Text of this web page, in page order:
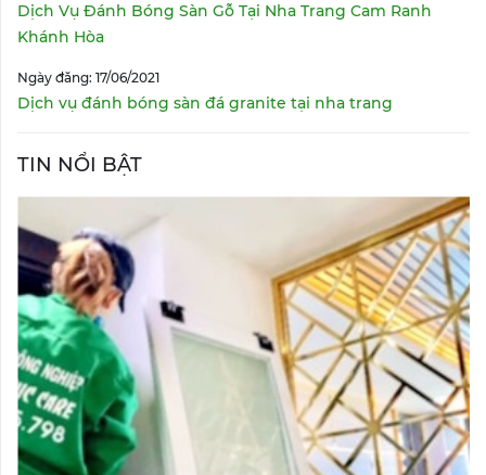
Dịch Vụ Đánh Bóng Sàn Gỗ Tại Nha Trang Cam Ranh
Khánh Hòa
Ngày đăng: 17/06/2021
Dịch vụ đánh bóng sàn đá granite tại nha trang
TIN NỔI BẬT